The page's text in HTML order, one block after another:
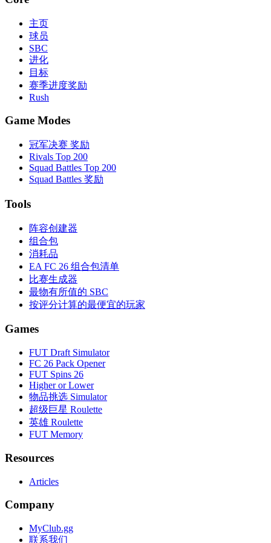
主页
球员
SBC
进化
目标
赛季进度奖励
Rush
Game Modes
冠军决赛 奖励
Rivals Top 200
Squad Battles Top 200
Squad Battles 奖励
Tools
阵容创建器
组合包
消耗品
EA FC 26 组合包清单
比赛生成器
最物有所值的 SBC
按评分计算的最便宜的玩家
Games
FUT Draft Simulator
FC 26 Pack Opener
FUT Spins 26
Higher or Lower
物品挑选 Simulator
超级巨星 Roulette
英雄 Roulette
FUT Memory
Resources
Articles
Company
MyClub.gg
联系我们